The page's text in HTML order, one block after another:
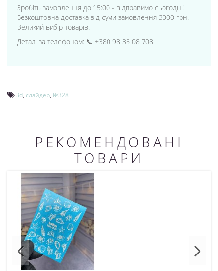
Зробіть замовлення до 15:00 - відправимо сьогодні!
Безкоштовна доставка від суми замовлення 3000 грн.
Великий вибір товарів.
Деталі за телефоном: 📞 +380 98 36 08 708
3d, слайдер, №328
РЕКОМЕНДОВАНІ
ТОВАРИ